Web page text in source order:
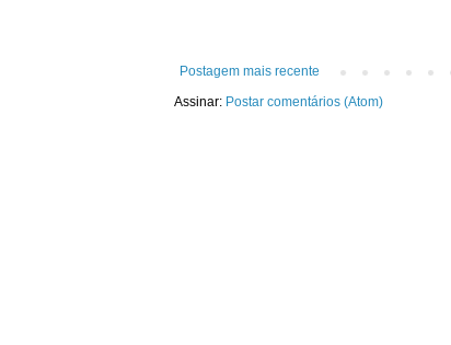
Postagem mais recente
Assinar: Postar comentários (Atom)